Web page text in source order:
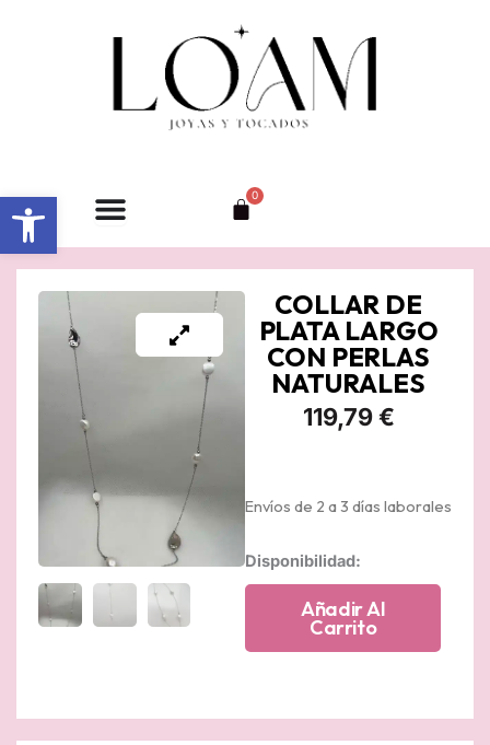
Abrir barra de herramientas 0
Carrito
COLLAR DE
PLATA LARGO
CON PERLAS
NATURALES
119,79€
Envíos de 2 a 3 días laborales
Disponibilidad:
Collar
con
Añadir Al
Carrito